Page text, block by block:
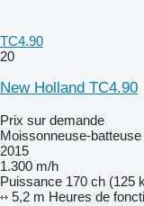
TC4.90
20
New Holland TC4.90
Prix sur demande
Moissonneuse-batteuse
2015
1.300 m/h
Puissance 170 ch (125
5,2 m Heures de